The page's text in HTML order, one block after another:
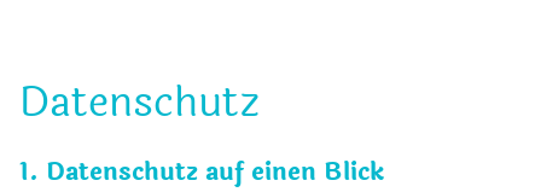
Datenschutz
1. Datenschutz auf einen Blick